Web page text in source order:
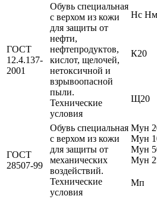
ГОСТ
12.4.137-
2001
Обувь специальная
с верхом из кожи
для защиты от
нефти,
нефтепродуктов,
кислот, щелочей,
нетоксичной и
взрывоопасной
пыли.
Технические
условия
Нс Нм
К20
Щ20
ГОСТ
28507-99
Обувь специальная
с верхом из кожи
для защиты от
механических
воздействий.
Технические
условия
Мун
Мун
Мун
Мун
Мп